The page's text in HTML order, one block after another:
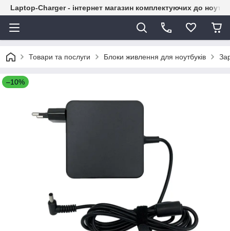
Laptop-Charger - інтернет магазин комплектуючих до
Товари та послуги Блоки живлення для ноутбуків
–10%